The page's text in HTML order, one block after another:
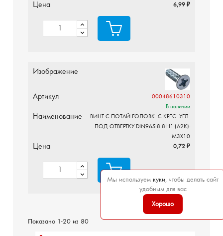
Мы используем куки, чтобы делать сайт
удобным для вас
Хорошо
Цена 6,99 ₽
Изображение
Артикул
00048610310
В наличии
Наименование
ВИНТ С ПОТАЙ ГОЛОВК. С КРЕС. УГЛ.
ПОД ОТВЕРТКУ DIN965-8.8-H1-(A2K)-
M3X10
Цена 0,72 ₽
Показано 1-20 из 80